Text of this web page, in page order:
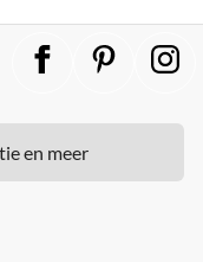
en meer